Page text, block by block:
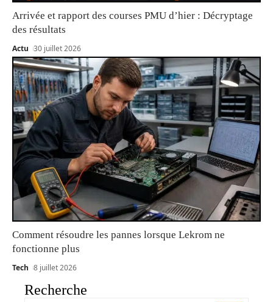
Arrivée et rapport des courses PMU d’hier : Décryptage
des résultats
Actu 30 juillet 2026
Comment résoudre les pannes lorsque Lekrom ne
fonctionne plus
Tech 8 juillet 2026
Recherche